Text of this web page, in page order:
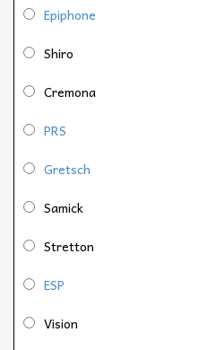
Epiphone
Shiro
Cremona
PRS
Gretsch
Samick
Stretton
ESP
Vision